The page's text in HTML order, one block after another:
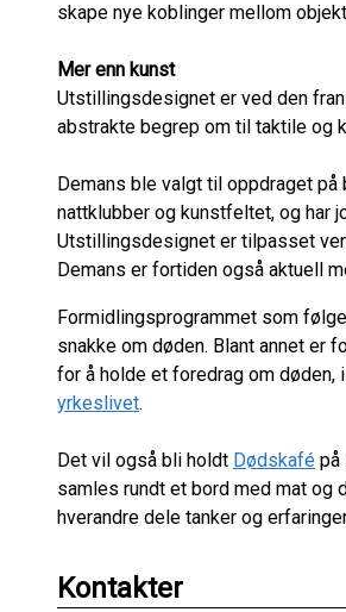
skape nye koblinger mellom
Mer enn kunst
Utstillingsdesignet er ved den
abstrakte begrep om til taktile og
Demans ble valgt til oppdraget
nattklubber og kunstfeltet, og har
Utstillingsdesignet er tilpasset
Demans er fortiden også aktuell
Formidlingsprogrammet som
snakke om døden. Blant annet er
for å holde et foredrag om døden,
yrkeslivet.
Det vil også bli holdt Dødskafé på
samles rundt et bord med mat og
hverandre dele tanker og
Kontakter